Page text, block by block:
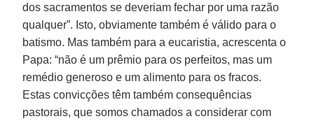
dos sacramentos se deveriam fechar por uma razão
qualquer”. Isto, obviamente também é válido para o
batismo. Mas também para a eucaristia, acrescenta o
Papa: “não é um prêmio para os perfeitos, mas um
remédio generoso e um alimento para os fracos.
Estas convicções têm também consequências
pastorais, que somos chamados a considerar com